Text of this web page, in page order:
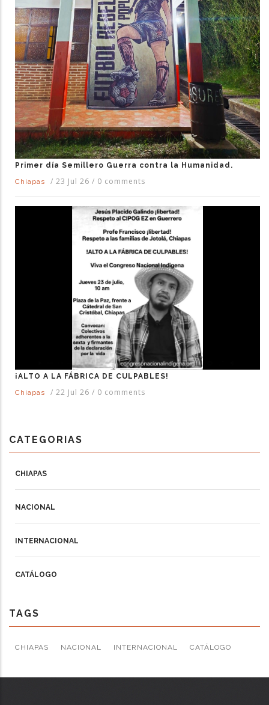
Primer día Semillero Guerra contra la Humanidad.
Chiapas
/ 23 Jul 26 / 0 comments
¡ALTO A LA FÁBRICA DE CULPABLES!
Chiapas
/ 22 Jul 26 / 0 comments
CATEGORIAS
CHIAPAS
NACIONAL
INTERNACIONAL
CATÁLOGO
TAGS
CHIAPAS NACIONAL INTERNACIONAL CATÁLOGO